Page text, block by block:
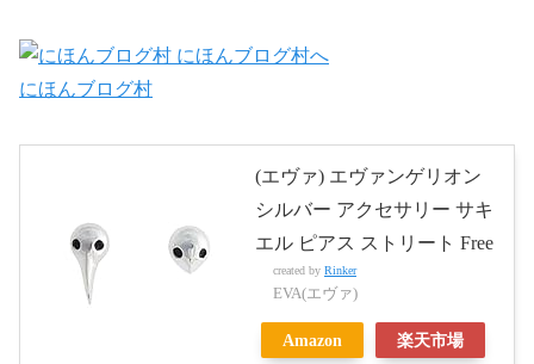
にほんブログ村
(エヴァ) エヴァンゲリオン
シルバー アクセサリー サキ
エル ピアス ストリート Free
created by Rinker
EVA(エヴァ)
Amazon 楽天市場